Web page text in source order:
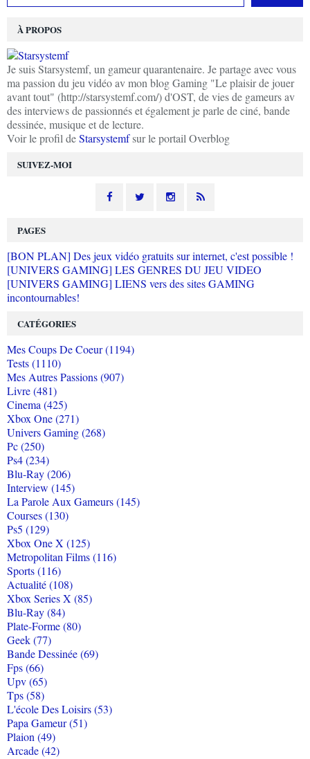
SUIVEZ-MOI
À PROPOS
Je suis Starsystemf, un gameur quarantenaire. Je partage avec vous
ma passion du jeu vidéo av mon blog Gaming "Le plaisir de jouer
avant tout" (http://starsystemf.com/) d'OST, de vies de gameurs av
des interviews de passionnés et également je parle de ciné, bande
dessinée, musique et de lecture.
Voir le profil deStarsystemfsur le portail Overblog
PAGES
[BON PLAN] Des jeux vidéo gratuits sur internet, c'est possible !
[UNIVERS GAMING] LES GENRES DU JEU VIDEO
[UNIVERS GAMING] LIENS vers des sites GAMING
incontournables!
CATÉGORIES
Mes Coups De Coeur (1194)
Tests (1110)
Mes Autres Passions (907)
Livre (481)
Cinema (425)
Xbox One (271)
Univers Gaming (268)
Pc (250)
Ps4 (234)
Blu-Ray (206)
Interview (145)
La Parole Aux Gameurs (145)
Courses (130)
Ps5 (129)
Xbox One X (125)
Metropolitan Films (116)
Sports (116)
Actualité (108)
Xbox Series X (85)
Blu-Ray (84)
Plate-Forme (80)
Geek (77)
Bande Dessinée (69)
Fps (66)
Upv (65)
Tps (58)
L'école Des Loisirs (53)
Papa Gameur (51)
Plaion (49)
Arcade (42)